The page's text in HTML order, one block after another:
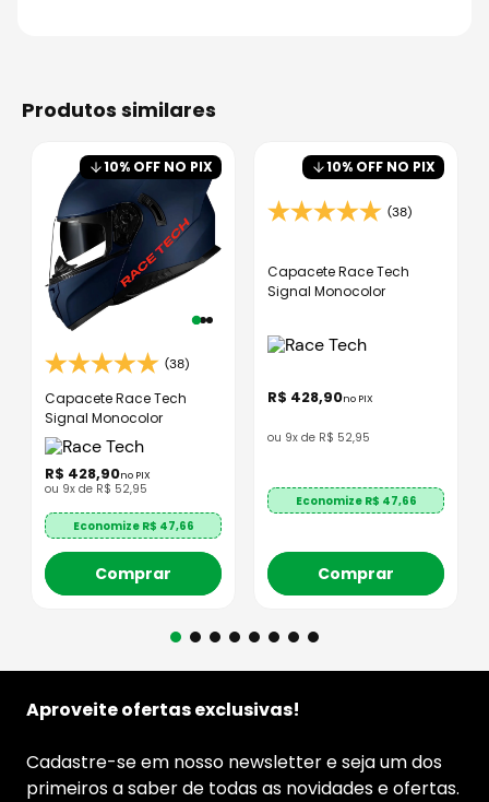
produtos similares
10% OFF NO PIX
(38)
Capacete Race Tech
Signal Monocolor
R$ 428,90no PIX
ou 9x de R$ 52,95
Economize R$ 47,66
Comprar
10% OFF NO PIX
(38)
Capacete Race Tech
Signal Monocolor
R$ 428,90no PIX
ou 9x de R$ 52,95
Economize R$ 47,66
Comprar
Aproveite ofertas exclusivas!
Cadastre-se em nosso newsletter e seja um dos
primeiros a saber de todas as novidades e ofertas.